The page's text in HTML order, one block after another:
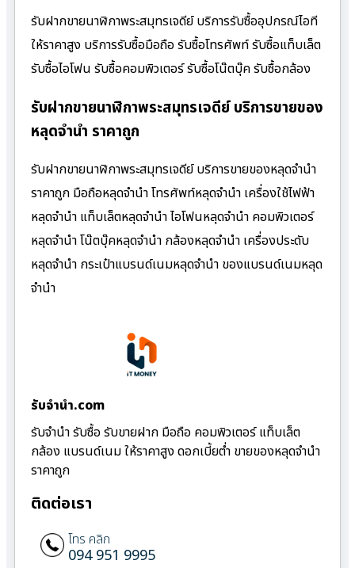
รับฝากขายนาฬิกาพระสมุทรเจดีย์ บริการรับซื้ออุปกรณ์ไอที
ให้ราคาสูง บริการรับซื้อมือถือ รับซื้อโทรศัพท์ รับซื้อแท็บเล็ต
รับซื้อไอโฟน รับซื้อคอมพิวเตอร์ รับซื้อโน๊ตบุ๊ค รับซื้อกล้อง
รับฝากขายนาฬิกาพระสมุทรเจดีย์ บริการขายของ
หลุดจำนำ ราคาถูก
รับฝากขายนาฬิกาพระสมุทรเจดีย์ บริการขายของหลุดจำนำ
ราคาถูก มือถือหลุดจำนำ โทรศัพท์หลุดจำนำ เครื่องใช้ไฟฟ้า
หลุดจำนำ แท็บเล็ตหลุดจำนำ ไอโฟนหลุดจำนำ คอมพิวเตอร์
หลุดจำนำ โน๊ตบุ๊คหลุดจำนำ กล้องหลุดจำนำ เครื่องประดับ
หลุดจำนำ กระเป๋าแบรนด์เนมหลุดจำนำ ของแบรนด์เนมหลุด
จำนำ
รับจํานํา.com
รับจำนำ รับซื้อ รับขายฝาก มือถือ คอมพิวเตอร์ แท็บเล็ต
กล้อง แบรนด์เนม ให้ราคาสูง ดอกเบี้ยต่ำ ขายของหลุดจำนำ
ราคาถูก
ติดต่อเรา
โทร คลิก
094 951 9995